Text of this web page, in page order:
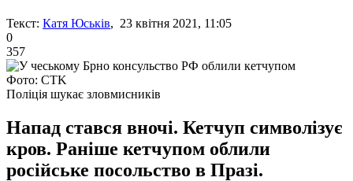
Текст: Катя Юськів, 23 квітня 2021, 11:05
0
357
Фото: CTK
Поліція шукає зловмисників
Напад стався вночі. Кетчуп символізує
кров. Раніше кетчупом облили
російське посольство в Празі.